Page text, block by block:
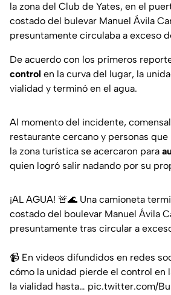
la zona del Club de Yates, en el
costado del bulevar Manuel Ávila
presuntamente circulaba a exceso
De acuerdo con los primeros
control en la curva del lugar, la
vialidad y terminó en el agua.
Al momento del incidente,
restaurante cercano y personas
la zona turística se acercaron para
quien logró salir nadando por su
¡AL AGUA! 🚨🌊 Una camioneta
costado del boulevar Manuel Ávila
presuntamente tras circular a
📹 En videos difundidos en redes
cómo la unidad pierde el control en
la vialidad hasta… pic.twitter.com/